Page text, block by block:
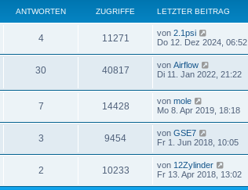
ANTWORTEN ZUGRIFFE LETZTER BEITRAG
4 11271 von 2.1psi
Do 12. Dez 2024, 06:52
30 40817 von Airflow
Di 11. Jan 2022, 21:22
7 14428 von mole
Mo 8. Apr 2019, 18:18
3 9454 von GSE7
Fr 1. Jun 2018, 10:05
2 10233 von 12Zylinder
Fr 13. Apr 2018, 13:02